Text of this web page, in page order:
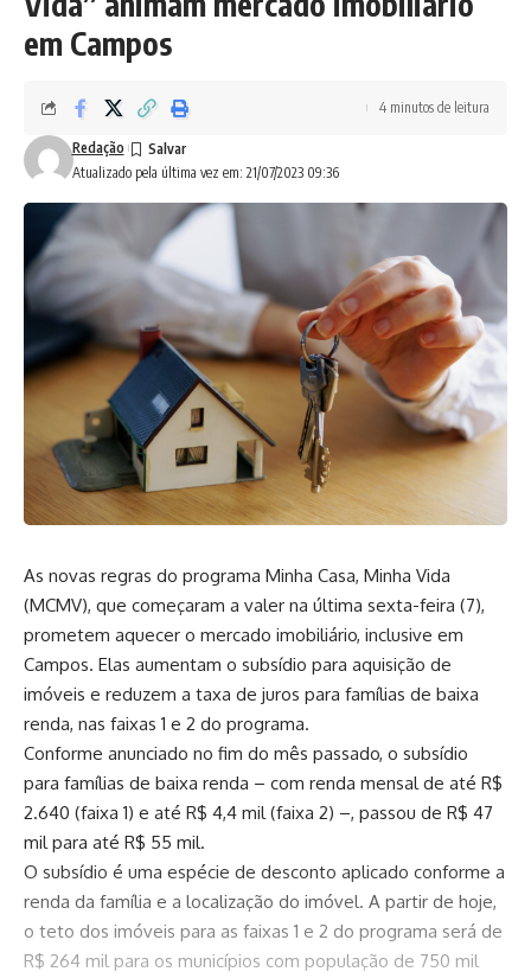
em Campos
Atualizado pela última vez em: 21/07/2023 09:36
Redação
4 minutos de leitura
As novas regras do programa Minha Casa, Minha Vida
(MCMV), que começaram a valer na última sexta-feira (7),
prometem aquecer o mercado imobiliário, inclusive em
Campos. Elas aumentam o subsídio para aquisição de
imóveis e reduzem a taxa de juros para famílias de baixa
renda, nas faixas 1 e 2 do programa.
Conforme anunciado no fim do mês passado, o subsídio
para famílias de baixa renda – com renda mensal de até R$
2.640 (faixa 1) e até R$ 4,4 mil (faixa 2) –, passou de R$ 47
mil para até R$ 55 mil.
O subsídio é uma espécie de desconto aplicado conforme a
renda da família e a localização do imóvel. A partir de hoje,
o teto dos imóveis para as faixas 1 e 2 do programa será de
R$ 264 mil para os municípios com população de 750 mil